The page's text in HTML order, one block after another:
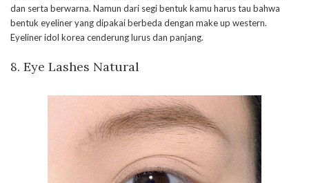
dan serta berwarna. Namun dari segi bentuk kamu harus tau bahwa
bentuk eyeliner yang dipakai berbeda dengan make up western.
Eyeliner idol korea cenderung lurus dan panjang.
8. Eye Lashes Natural